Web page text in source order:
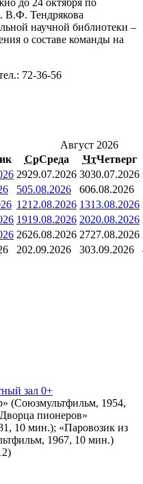
В.Ф. Тендрякова
научной библиотеки –
о составе команды на
72-36-56
Август 2026
СрСреда ЧтЧетверг
2929.07.2026 3030.07.2026
505.08.2026 606.08.2026
1212.08.2026 1313.08.2026
1919.08.2026 2020.08.2026
2626.08.2026 2727.08.2026
202.09.2026 303.09.2026
зал 0+
(Союзмультфильм, 1954,
пионеров»
10 мин.); «Паровозик из
1967, 10 мин.)